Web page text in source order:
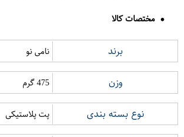
مختصات کالا
برند نامی نو
وزن 475 گرم
نوع بسته بندی پت پلاستیکی